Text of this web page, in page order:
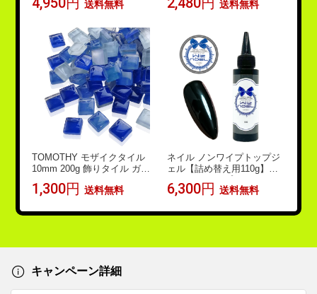
レギンス コンプレッション
縮性 ドライ ストレッチ 防
臭 UVカット トレーニング
ランニング ジム フィットネ
ス ヨガ UNDER ARMOUR 6
010002
送料無料
B3.0 PD対応 100W 変換 ア
k PC ChromeBook Pixel iPa
d Pro スマホ Android Mac U
SB-C モニター ディスプレ
送料無料
TOMOTHY モザイクタイル
10mm 200g 飾りタイル ガラ
イルクラフト モザイクグラ
ミックス
1,300円 送料無料
ネイル ノンワイプトップジ
ェル【詰め替え用110g】Wiz
noel ノンワイプウルルトッ
プ ノンワイプ トップジェル
き取り不要ジェルネイル ノ
6,300円 送料無料
キャンペーン詳細